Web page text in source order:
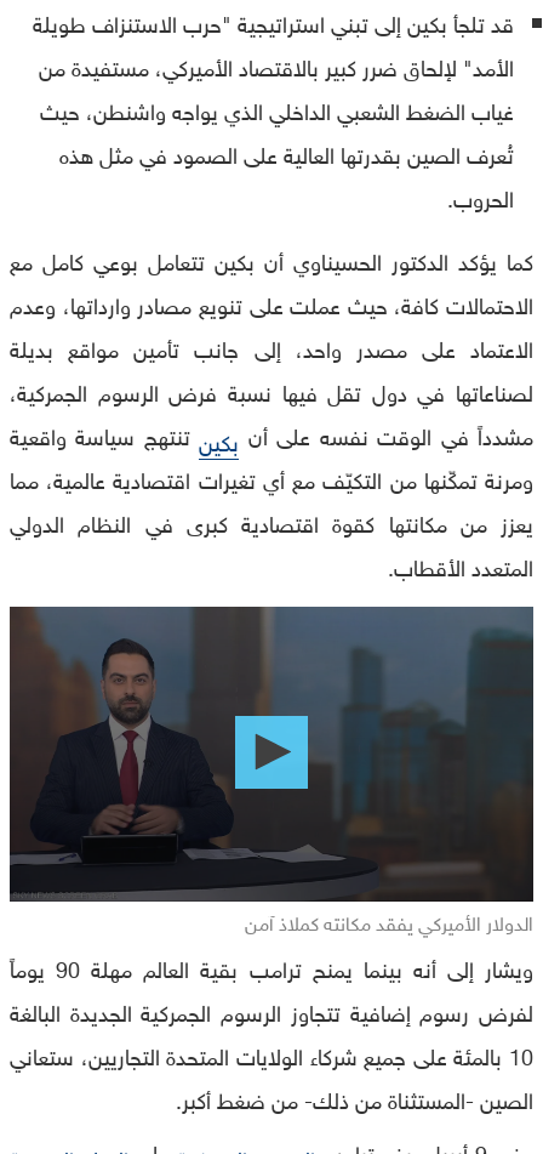
قد تلجأ بكين إلى تبني استراتيجية "حرب الاستنزاف طويلة
الأمد" لإلحاق ضرر كبير بالاقتصاد الأميركي، مستفيدة من
غياب الضغط الشعبي الداخلي الذي يواجه واشنطن، حيث
تُعرف الصين بقدرتها العالية على الصمود في مثل هذه
الحروب.
كما يؤكد الدكتور الحسيناوي أن بكين تتعامل بوعي كامل مع
الاحتمالات كافة، حيث عملت على تنويع مصادر وارداتها، وعدم
الاعتماد على مصدر واحد، إلى جانب تأمين مواقع بديلة
لصناعاتها في دول تقل فيها نسبة فرض الرسوم الجمركية،
مشدداً في الوقت نفسه على أن بكين تنتهج سياسة واقعية
ومرنة تمكّنها من التكيّف مع أي تغيرات اقتصادية عالمية، مما
يعزز من مكانتها كقوة اقتصادية كبرى في النظام الدولي
المتعدد الأقطاب.
seconds
seconds
الدولار الأميركي يفقد مكانته كملاذ آمن
ويشار إلى أنه بينما يمنح ترامب بقية العالم مهلة 90 يوماً
لفرض رسوم إضافية تتجاوز الرسوم الجمركية الجديدة البالغة
10 بالمئة على جميع شركاء الولايات المتحدة التجاريين، ستعاني
الصين -المستثناة من ذلك- من ضغط أكبر.